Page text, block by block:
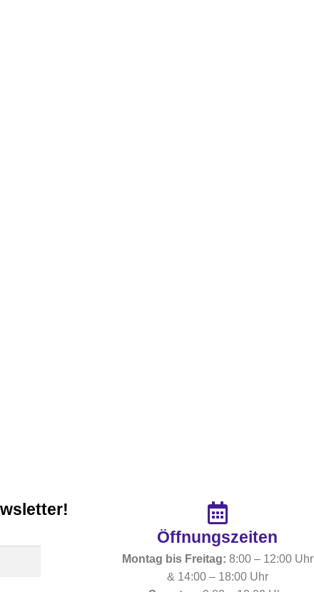
Öffnungszeiten​
Montag bis Freitag: 8:00 – 12:00 Uhr
& 14:00 – 18:00 Uhr